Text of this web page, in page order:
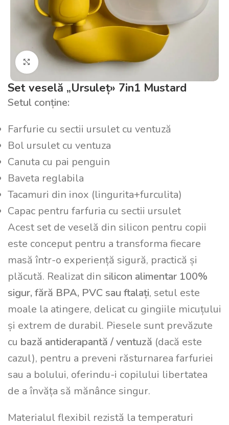
Click pentru a mări
Set veselă „Ursuleț» 7in1 Mustard
Setul conține:
Farfurie cu sectii ursulet cu ventuză
Bol ursulet cu ventuza
Canuta cu pai penguin
Baveta reglabila
Tacamuri din inox (lingurita+furculita)
Capac pentru farfuria cu sectii ursulet
Acest set de veselă din silicon pentru copii
este conceput pentru a transforma fiecare
masă într-o experiență sigură, practică și
plăcută. Realizat din silicon alimentar 100%
sigur, fără BPA, PVC sau ftalați, setul este
moale la atingere, delicat cu gingiile micuțului
și extrem de durabil. Piesele sunt prevăzute
cu bază antiderapantă / ventuză (dacă este
cazul), pentru a preveni răsturnarea farfuriei
sau a bolului, oferindu-i copilului libertatea
de a învăța să mănânce singur.
Materialul flexibil rezistă la temperaturi